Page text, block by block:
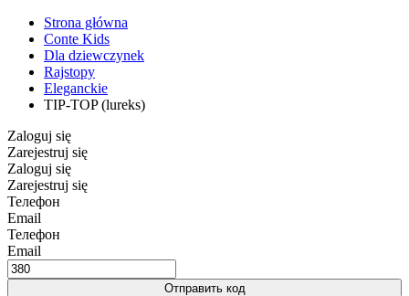
Strona główna
Conte Kids
Dla dziewczynek
Rajstopy
Eleganckie
TIP-TOP (lureks)
Zaloguj się
Zarejestruj się
Zaloguj się
Zarejestruj się
Телефон
Email
Телефон
Email
Отправить код